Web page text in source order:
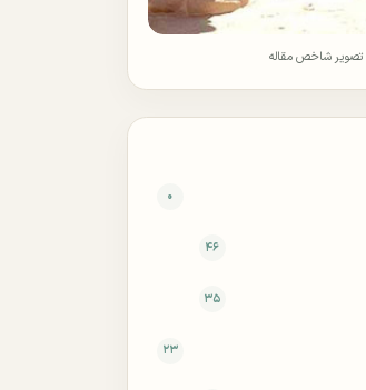
تصویر شاخص مقاله
۰
۴۶
۳۵
۲۳